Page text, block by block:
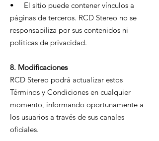
• El sitio puede contener vínculos a
páginas de terceros. RCD Stereo no se
responsabiliza por sus contenidos ni
políticas de privacidad.
8. Modificaciones
RCD Stereo podrá actualizar estos
Términos y Condiciones en cualquier
momento, informando oportunamente a
los usuarios a través de sus canales
oficiales.